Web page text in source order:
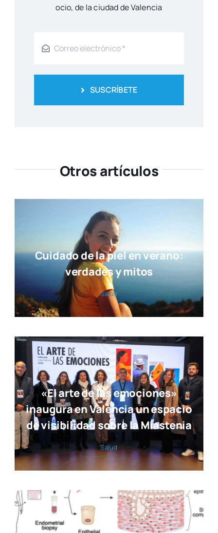
ocio, de la ciu­dad de Valen­cia
SUSCRÍBETE
Otros artículos
Cuidado de la piel en verano:
verdades y mitos
Salud
«El arte de las emociones»
inaugura en València un espacio
de visibilidad sobre la Miastenia
Salud